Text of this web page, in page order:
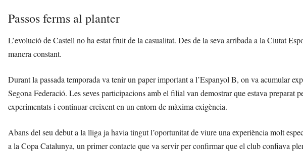
Passos ferms al planter
L’evolució de Castell no ha estat fruit de la casualitat. Des de la seva arribada a la Ciutat
manera constant.
Durant la passada temporada va tenir un paper important a l’Espanyol B, on va acumular
Segona Federació. Les seves participacions amb el filial van demostrar que estava preparat
experimentats i continuar creixent en un entorn de màxima exigència.
Abans del seu debut a la lliga ja havia tingut l’oportunitat de viure una experiència molt
a la Copa Catalunya, un primer contacte que va servir per confirmar que el club confiava